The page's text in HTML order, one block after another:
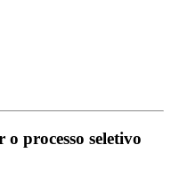
o processo seletivo